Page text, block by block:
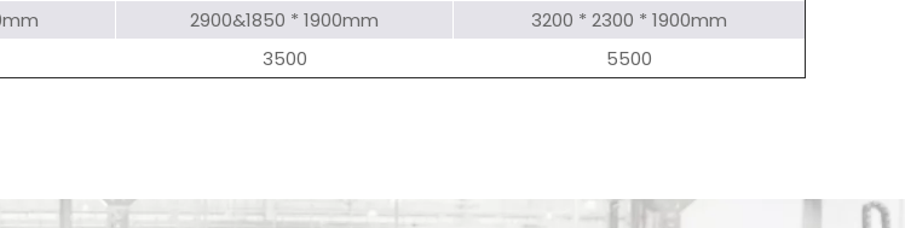
2900&1850 * 1900mm
3200 * 2300 * 1900mm
3500 5500